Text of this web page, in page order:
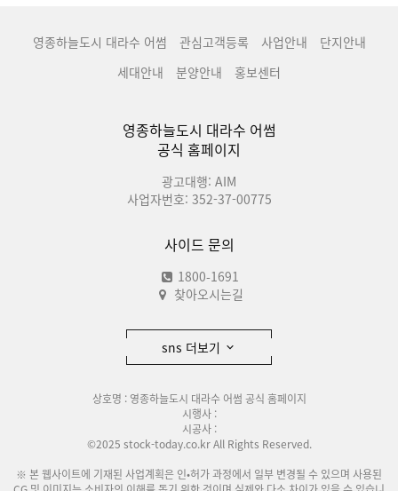
영종하늘도시 대라수 어썸 관심고객등록 사업안내
단지안내
세대안내
분양안내 홍보센터
영종하늘도시 대라수 어썸
공식 홈페이지
광고대행: AIM
사업자번호: 352-37-00775
사이드 문의
1800-1691
찾아오시는길
sns 더보기
상호명 : 영종하늘도시 대라수 어썸 공식 홈페이지
시행사 :
시공사 :
©2025 stock-today.co.kr All Rights Reserved.
※ 본 웹사이트에 기재된 사업계획은 인•허가 과정에서 일부 변경될 수 있으며 사용된